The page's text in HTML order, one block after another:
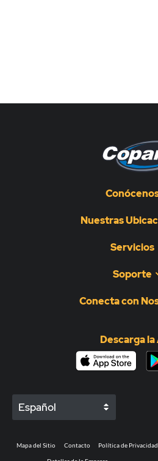
Nuestras
Servicios
Soporte
Conecta con
Descarga la
Español
Mapa del Sitio Contacto Política de Privacidad